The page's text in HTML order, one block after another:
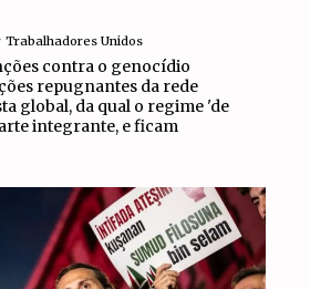
Trabalhadores Unidos
contra o genocídio
repugnantes da rede
global, da qual o regime 'de
integrante, e ficam